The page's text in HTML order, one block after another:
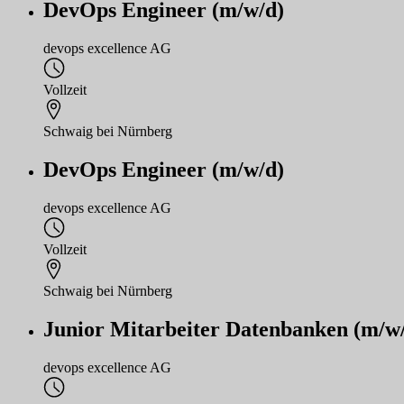
DevOps Engineer (m/w/d)
devops excellence AG
Vollzeit
Schwaig bei Nürnberg
DevOps Engineer (m/w/d)
devops excellence AG
Vollzeit
Schwaig bei Nürnberg
Junior Mitarbeiter Datenbanken (m/
devops excellence AG